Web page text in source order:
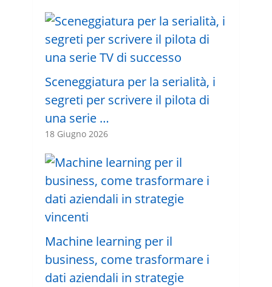
Sceneggiatura per la serialità, i
segreti per scrivere il pilota di
una serie …
18 Giugno 2026
Machine learning per il
business, come trasformare i
dati aziendali in strategie